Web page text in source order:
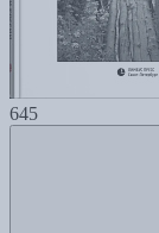
645